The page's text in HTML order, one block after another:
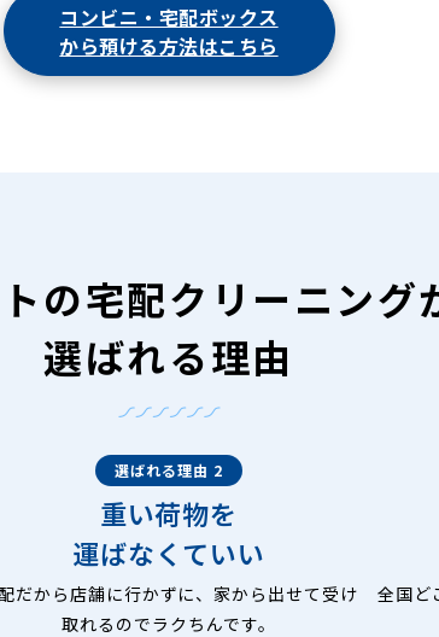
コンビニ・宅配ボックス
から預ける方法はこちら
の宅配クリーニング
選ばれる理由
選ばれる理由 2
重い荷物を
運ばなくていい
だから店舗に行かずに、家から出せて受け
取れるのでラクちんです。
全国ど